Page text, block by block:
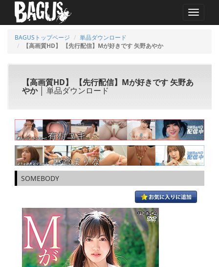
MENU
BAGUSトップページ
単品ダウンロード
【高画質HD】 【先行配信】Mが好きです 矢野あやか
【高画質HD】 【先行配信】Mが好きです 矢野あ
やか│ 単品ダウンロード
SOMEBODY